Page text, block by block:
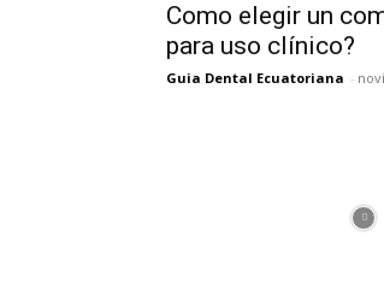
Como elegir un
para uso clínico?
Guia Dental Ecuatoriana -